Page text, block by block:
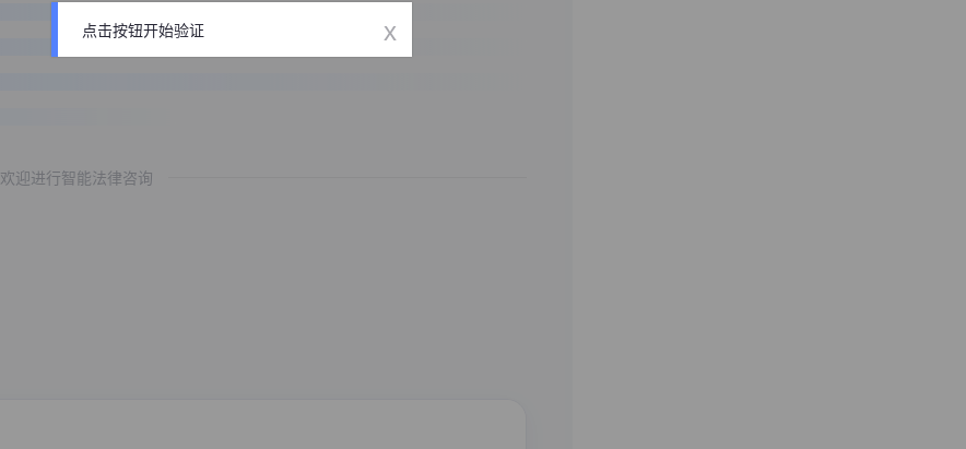
欢迎进行智能法律咨询
点击按钮开始验证 x